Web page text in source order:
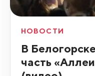
НОВОСТИ
В
часть